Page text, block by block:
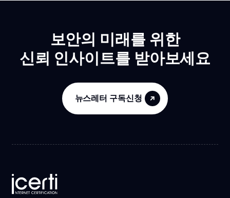
보안의 미래를 위한
신뢰 인사이트를 받아보세요
뉴스레터 구독신청